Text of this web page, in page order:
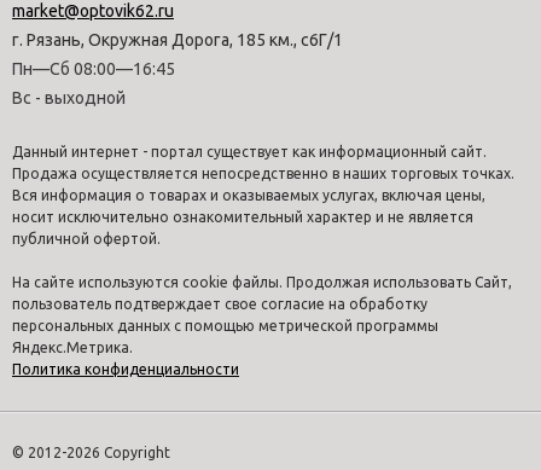
market@optovik62.ru
г. Рязань, Окружная Дорога, 185 км., с6Г/1
Пн—Сб 08:00—16:45
Вс - выходной
Данный интернет - портал существует как информационный сайт.
Продажа осуществляется непосредственно в наших торговых точках.
Вся информация о товарах и оказываемых услугах, включая цены,
носит исключительно ознакомительный характер и не является
публичной офертой.
На сайте используются cookie файлы. Продолжая использовать Сайт,
пользователь подтверждает свое согласие на обработку
персональных данных с помощью метрической программы
Яндекс.Метрика.
Политика конфиденциальности
© 2012-2026 Copyright